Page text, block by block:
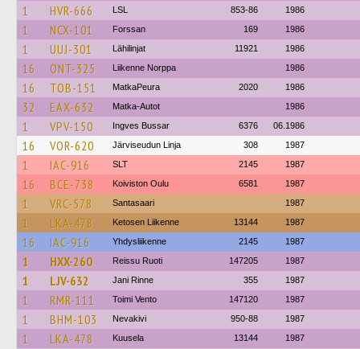
1 HVR-666 LSL 853-86 1986
1 NCX-101 Forssan 169 1986
1 UUJ-301 Lähilinjat 11921 1986
16 ONT-325 Liikenne Norppa 1986
16 TOB-151 MatkaPeura 2020 1986
32 EAX-632 Matka-Autot 1986
1 VPV-150 Ingves Bussar 6376 06.1986
16 VOR-620 Järviseudun Linja 308 1987
1 IAC-916 SLT 2145 1987
16 BCE-738 Koiviston Oulu 6581 1987
1 VRC-578 Santasaari 1987
1 LKA-478 Ketosen Liikenne 13144 1987
16 IAC-916 Yhdysliikenne 2145 1987
1 HXX-260 Reissu Ruoti 147205 1987
1 LJV-632 Jani Rinne 355 1987
1 RMR-111 Toimi Vento 147120 1987
1 BHM-103 Nevakivi 950-88 1987
1 LKA-478 Kuusela 13144 1987